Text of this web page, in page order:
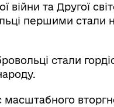
війни та Другої
першими стали
стали
масштабного